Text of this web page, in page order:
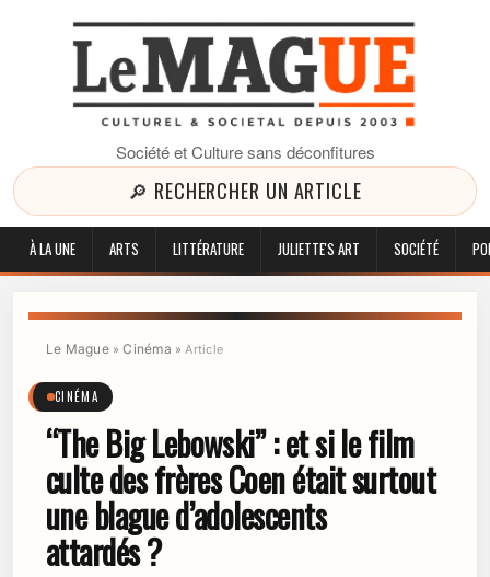
Société et Culture sans déconfitures
🔎 RECHERCHER UN ARTICLE
À LA UNE ARTS LITTÉRATURE JULIETTE'S ART SOCIÉTÉ
Le Mague»Cinéma »Article
CINÉMA
“The Big Lebowski” : et si le film
culte des frères Coen était surtout
une blague d’adolescents
attardés ?